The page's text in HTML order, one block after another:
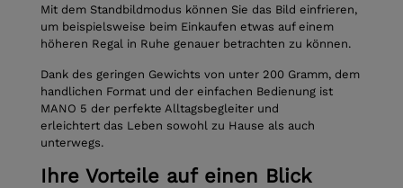
Mit dem Standbildmodus können Sie das Bild einfrieren,
um beispielsweise beim Einkaufen etwas auf einem
höheren Regal in Ruhe genauer betrachten zu können.
Dank des geringen Gewichts von unter 200 Gramm, dem
handlichen Format und der einfachen Bedienung ist
MANO 5 der perfekte Alltagsbegleiter und
erleichtert das Leben sowohl zu Hause als auch
unterwegs.
Ihre Vorteile auf einen Blick